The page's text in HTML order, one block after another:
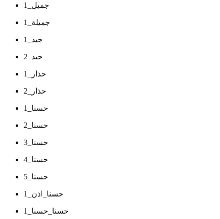
جميل_1
جميلة_1
جيد_1
جيد_2
حذار_1
حذار_2
حسنا_1
حسنا_2
حسنا_3
حسنا_4
حسنا_5
حسنا_اذن_1
حسنا_حسنا_1